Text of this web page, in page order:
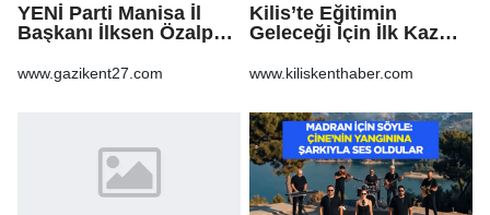
YENİ Parti Manisa İl
Başkanı İlksen Özalper
www.gazikent27.com
Kilis’te Eğitimin
Geleceği İçin İlk Kazma
www.kiliskenthaber.com